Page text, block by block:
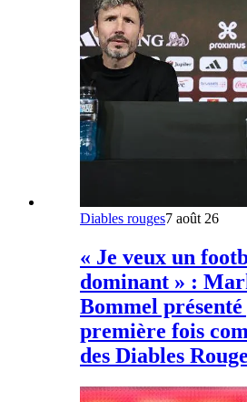
Diables rouges7 août 26
« Je veux un
dominant » :
Bommel
première fois
des Diables